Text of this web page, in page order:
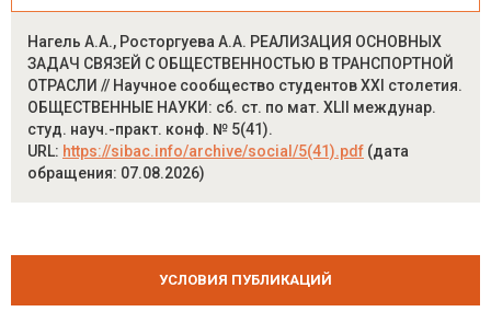
Нагель А.А., Росторгуева А.А. РЕАЛИЗАЦИЯ ОСНОВНЫХ
ЗАДАЧ СВЯЗЕЙ С ОБЩЕСТВЕННОСТЬЮ В ТРАНСПОРТНОЙ
ОТРАСЛИ // Научное сообщество студентов XXI столетия.
ОБЩЕСТВЕННЫЕ НАУКИ: сб. ст. по мат. XLII междунар.
студ. науч.-практ. конф. № 5(41).
URL: https://sibac.info/archive/social/5(41).pdf (дата
обращения: 07.08.2026)
УСЛОВИЯ ПУБЛИКАЦИЙ